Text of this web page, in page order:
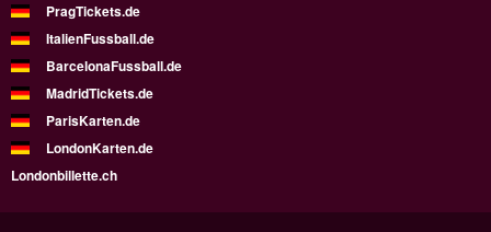
PragTickets.de
ItalienFussball.de
BarcelonaFussball.de
MadridTickets.de
ParisKarten.de
LondonKarten.de
Londonbillette.ch